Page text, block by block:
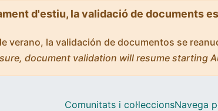
d'estiu, la validació de documents
verano, la validación de documentos se
document validation will resume starting
Comunitats i col·leccionsNavega